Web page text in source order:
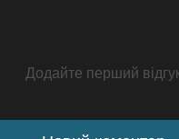
Додайте перший